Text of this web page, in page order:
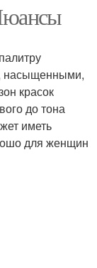
блестками
на ногтях
насыщенными,
красок
до тона
иметь
для женщин